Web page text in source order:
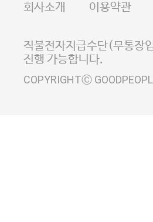
E-MAIL
사업자정보확인
회사소개 이용약관
직불전자지급수단(무통장
진행 가능합니다.
COPYRIGHTⒸ